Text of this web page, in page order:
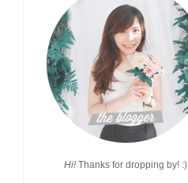
Hi! Thanks for dropping by! :)